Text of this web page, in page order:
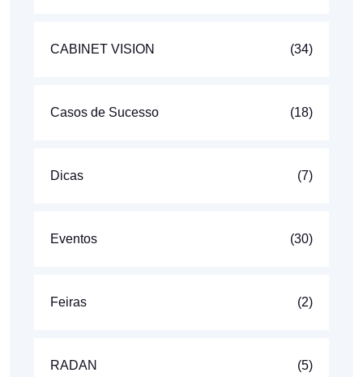
CABINET VISION (34)
Casos de Sucesso (18)
Dicas (7)
Eventos (30)
Feiras (2)
RADAN (5)